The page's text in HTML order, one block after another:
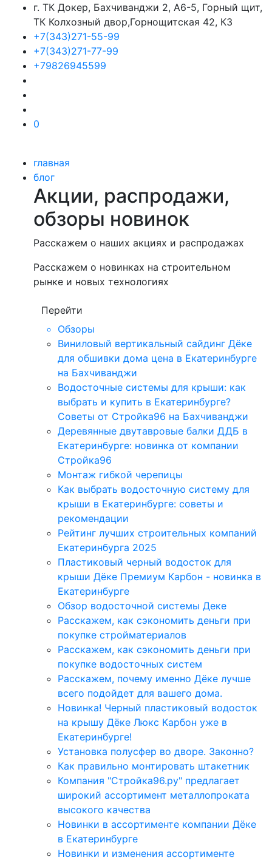
г. ТК Докер, Бахчиванджи 2, А6-5, Горный щит,
ТК Колхозный двор,Горнощитская 42, К3
+7(343)271-55-99
+7(343)271-77-99
+79826945599
0
главная
блог
Акции, распродажи,
обзоры новинок
Расскажем о наших акциях и распродажах
Расскажем о новинках на строительном
рынке и новых технологиях
Перейти
Обзоры
Виниловый вертикальный сайдинг Дёке
для обшивки дома цена в Екатеринбурге
на Бахчиванджи
Водосточные системы для крыши: как
выбрать и купить в Екатеринбурге?
Советы от Стройка96 на Бахчиванджи
Деревянные двутавровые балки ДДБ в
Екатеринбурге: новинка от компании
Стройка96
Монтаж гибкой черепицы
Как выбрать водосточную систему для
крыши в Екатеринбурге: советы и
рекомендации
Рейтинг лучших строительных компаний
Екатеринбурга 2025
Пластиковый черный водосток для
крыши Дёке Премиум Карбон - новинка в
Екатеринбурге
Обзор водосточной системы Деке
Расскажем, как сэкономить деньги при
покупке стройматериалов
Расскажем, как сэкономить деньги при
покупке водосточных систем
Расскажем, почему именно Дёке лучше
всего подойдет для вашего дома.
Новинка! Черный пластиковый водосток
на крышу Дёке Люкс Карбон уже в
Екатеринбурге!
Установка полусфер во дворе. Законно?
Как правильно монтировать штакетник
Компания "Стройка96.ру" предлагает
широкий ассортимент металлопроката
высокого качества
Новинки в ассортименте компании Дёке
в Екатеринбурге
Новинки и изменения ассортименте